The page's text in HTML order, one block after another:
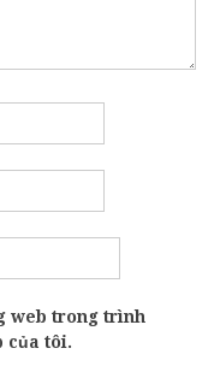
web trong trình
của tôi.